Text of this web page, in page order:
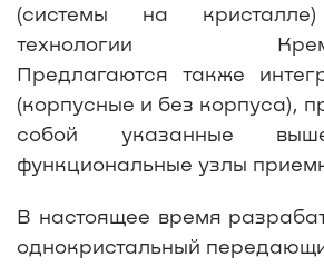
(системы на
технологии
Предлагаются также
(корпусные и без корпуса),
собой указанные
функциональные узлы
В настоящее время
однокристальный